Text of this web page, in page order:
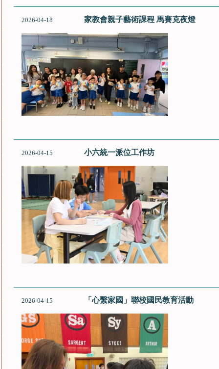
2026-04-18 家教會親子藝術課程 馬賽克夜燈
2026-04-15 小六統一派位工作坊
2026-04-15 「心繫家國」聯校國民教育活動